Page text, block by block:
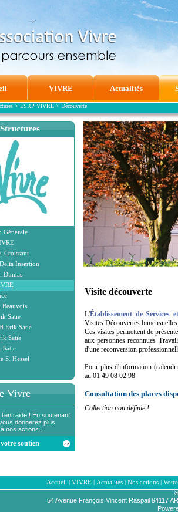
VIVRE Actualités
> ESRP VIVRE> Découverte
Structures
Générale
Croissant
Insertion
Dumas
Beauvois
Satie
Erik Satie
Satie
Satie
S. Hessel
Vivre
! En soutenant
donnerez plus
nos actions...
soutien
Visite découverte
L'Établissement de Services
Visites Découvertes
Ces visites permettent de
aux personnes reconnues
d'une reconversion
Pour plus d'information
au 01 49 08 02 98
Consultation des places
Collection non définie !
Accueil | VIVRE| Actualités| Nos actions|
54 Avenue François Vincent Raspail 94117